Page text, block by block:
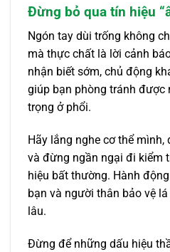
Đừng bỏ qua tín hiệu
Ngón tay dùi trống không
mà thực chất là lời cảnh
nhận biết sớm, chủ động
giúp bạn phòng tránh được
trọng ở phổi.
Hãy lắng nghe cơ thể
và đừng ngần ngại đi kiểm
hiệu bất thường. Hành
bạn và người thân bảo vệ
lâu.
Đừng để những dấu hiệu